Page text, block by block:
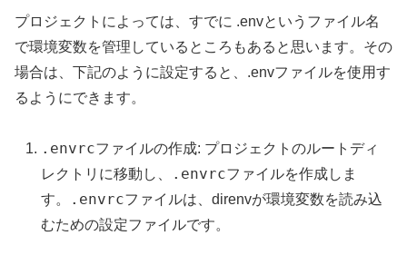
プロジェクトによっては、すでに .envというファイル名
で環境変数を管理しているところもあると思います。その
場合は、下記のように設定すると、.envファイルを使用す
るようにできます。
.envrcファイルの作成: プロジェクトのルートディ
レクトリに移動し、
.envrcファイルを作成しま
す。
.envrcファイルは、direnvが環境変数を読み込
むための設定ファイルです。